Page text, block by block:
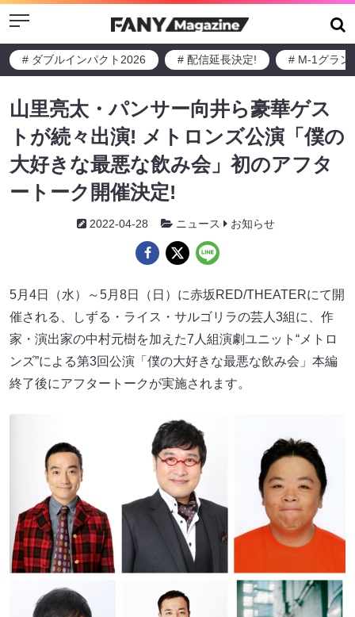
Menu
# ダブルインパクト2026 # 配信延長決定! # M-1グラン
山里亮太・パンサー向井ら豪華ゲス
トが続々出演! メトロンズ公演「僕の
大好きな最悪な飲み会」初のアフタ
ートーク開催決定!
2022-04-28 ニュース お知らせ
5月4日（水）～5月8日（日）に赤坂RED/THEATERにて開
催される、しずる・ライス・サルゴリラの芸人3組に、作
家・演出家の中村元樹を加えた7人組演劇ユニット“メトロ
ンズ”による第3回公演「僕の大好きな最悪な飲み会」本編
終了後にアフタートークが実施されます。